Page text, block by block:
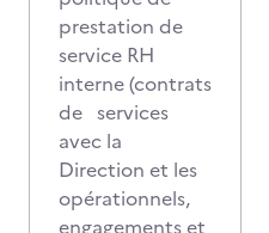
prestation de
service RH
interne (contrats
de services
avec la
Direction et les
opérationnels,
engagements et